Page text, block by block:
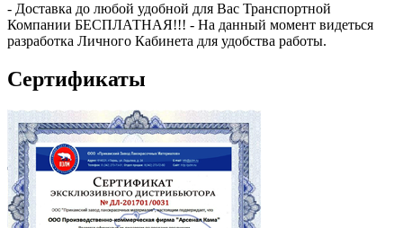
- Доставка до любой удобной для Вас Транспортной
Компании БЕСПЛАТНАЯ!!! - На данный момент видеться
разработка Личного Кабинета для удобства работы.
Сертификаты